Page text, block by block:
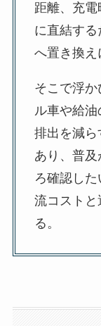
距離、充
に直結す
へ置き換え
そこで浮
ル車や給
排出を減
あり、普
ろ確認し
流コストと
る。